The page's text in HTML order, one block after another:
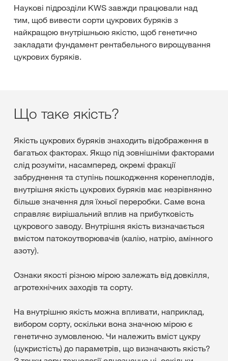
Наукові підрозділи KWS завжди працювали над
тим, щоб вивести сорти цукрових буряків з
найкращою внутрішньою якістю, щоб генетично
закладати фундамент рентабельного вирощування
цукрових буряків.
Що таке якість?
Якість цукрових буряків знаходить відображення в
багатьох факторах. Якщо під зовнішніми факторами
слід розуміти, насамперед, окремі фракції
забруднення та ступінь пошкодження коренеплодів,
внутрішня якість цукрових буряків має незрівнянно
більше значення для їхньої переробки. Саме вона
справляє вирішальний вплив на прибутковість
цукрового заводу. Внутрішня якість визначається
вмістом патокоутворювачів (калію, натрію, амінного
азоту).
Ознаки якості різною мірою залежать від довкілля,
агротехнічних заходів та сорту.
На внутрішню якість можна впливати, наприклад,
вибором сорту, оскільки вона значною мірою є
генетично зумовленою. Чи належить вміст цукру
(цукристість) до параметрів, що визначають якість?